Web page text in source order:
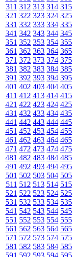
311 312 313 314 315
321 322 323 324 325
331 332 333 334 335
341 342 343 344 345
351 352 353 354 355
361 362 363 364 365
371 372 373 374 375
381 382 383 384 385
391 392 393 394 395
401 402 403 404 405
411 412 413 414 415
421 422 423 424 425
431 432 433 434 435
441 442 443 444 445
451 452 453 454 455
461 462 463 464 465
471 472 473 474 475
481 482 483 484 485
491 492 493 494 495
501 502 503 504 505
511 512 513 514 515
521 522 523 524 525
531 532 533 534 535
541 542 543 544 545
551 552 553 554 555
561 562 563 564 565
571 572 573 574 575
581 582 583 584 585
591 592 593 594 595